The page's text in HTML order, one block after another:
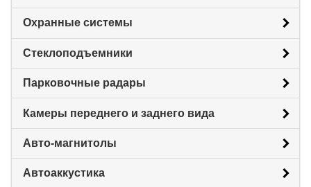
Охранные системы
Стеклоподъемники
Парковочные радары
Камеры переднего и заднего вида
Авто-магнитолы
Автоаккустика